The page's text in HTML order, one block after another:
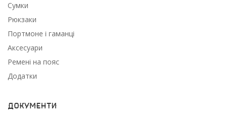
Сумки
Рюкзаки
Портмоне і гаманці
Аксесуари
Ремені на пояс
Додатки
Документи